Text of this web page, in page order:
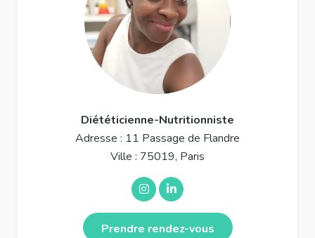
Diététicienne-Nutritionniste
Adresse : 11 Passage de Flandre
Ville : 75019, Paris
Prendre rendez-vous